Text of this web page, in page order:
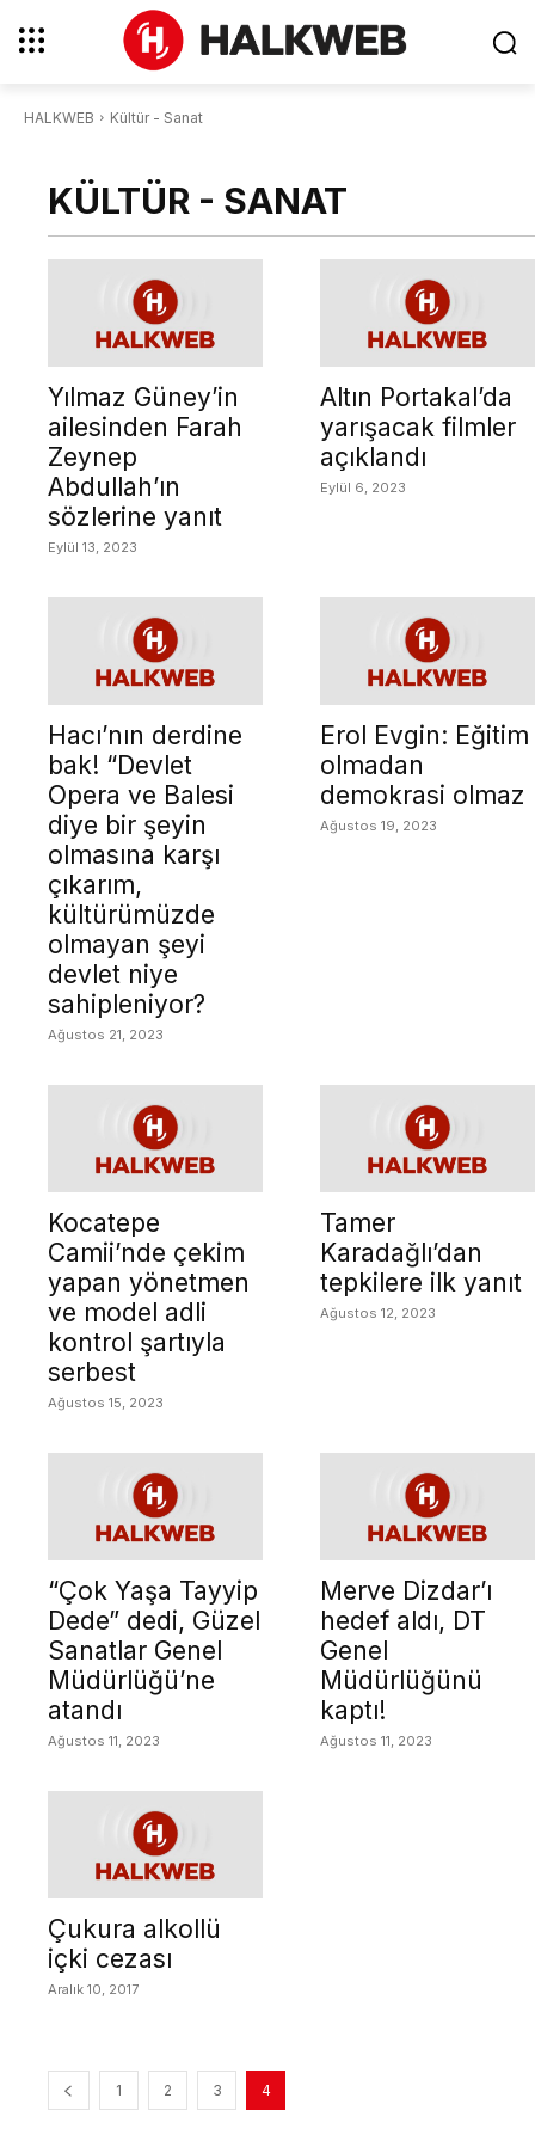
HALKWEB Kültür - Sanat
KÜLTÜR - SANAT
Yılmaz Güney’in
ailesinden Farah
Zeynep
Abdullah’ın
sözlerine yanıt
Eylül 13, 2023
Altın Portakal’da
yarışacak filmler
açıklandı
Eylül 6, 2023
Hacı’nın derdine
bak! “Devlet
Opera ve Balesi
diye bir şeyin
olmasına karşı
çıkarım,
kültürümüzde
olmayan şeyi
devlet niye
sahipleniyor?
Ağustos 21, 2023
Erol Evgin: Eğitim
olmadan
demokrasi olmaz
Ağustos 19, 2023
Kocatepe
Camii’nde çekim
yapan yönetmen
ve model adli
kontrol şartıyla
serbest
Ağustos 15, 2023
Tamer
Karadağlı’dan
tepkilere ilk yanıt
Ağustos 12, 2023
“Çok Yaşa Tayyip
Dede” dedi, Güzel
Sanatlar Genel
Müdürlüğü’ne
atandı
Ağustos 11, 2023
Merve Dizdar’ı
hedef aldı, DT
Genel
Müdürlüğünü
kaptı!
Ağustos 11, 2023
Çukura alkollü
içki cezası
Aralık 10, 2017
1 2 3 4